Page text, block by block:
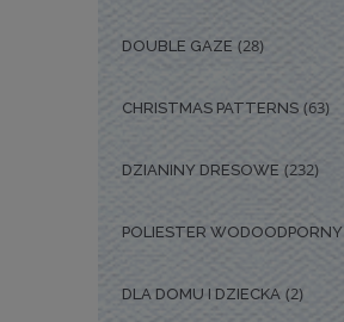
DOUBLE GAZE (28)
CHRISTMAS PATTERNS (63)
DZIANINY DRESOWE (232)
POLIESTER WODOODPORNY
DLA DOMU I DZIECKA (2)